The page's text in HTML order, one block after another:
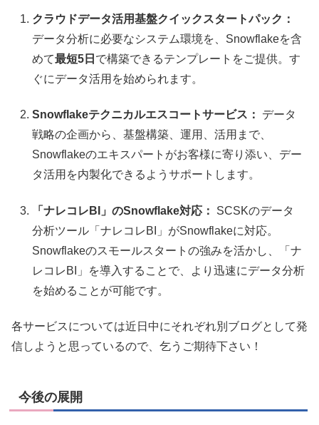
クラウドデータ活用基盤クイックスタートパック：
データ分析に必要なシステム環境を、Snowflakeを含
めて最短5日 で構築できるテンプレートをご提供。す
ぐにデータ活用を始められます。
Snowflakeテクニカルエスコートサービス：
データ
戦略の企画から、基盤構築、運用、活用まで、
Snowflakeのエキスパートがお客様に寄り添い、デー
タ活用を内製化できるようサポートします。
「ナレコレBI」のSnowflake対応：
SCSKのデータ
分析ツール「ナレコレBI」がSnowflakeに対応。
Snowflakeのスモールスタートの強みを活かし、「ナ
レコレBI」を導入することで、より迅速にデータ分析
を始めることが可能です。
各サービスについては近日中にそれぞれ別ブログとして発
信しようと思っているので、乞うご期待下さい！
今後の展開